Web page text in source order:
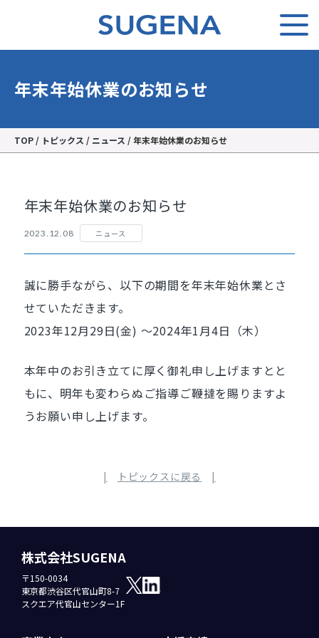
年末年始休業のお知らせ
TOP / トピックス / ニュース /年末年始休業のお知らせ
年末年始休業のお知らせ
2023.12.08 ニュース
誠に勝手ながら、以下の期間を年末年始休業とさ
せていただきます。
2023年12月29日(金) ～2024年1月4日（木）
本年中のお引き立てに厚く御礼申し上げますとと
もに、明年も変わらぬご指導ご鞭撻を賜りますよ
うお願い申し上げます。
トピックスに戻る
株式会社SUGENA
〒150-0034
東京都渋谷区代官山町8-7
スクエア代官山センター1F